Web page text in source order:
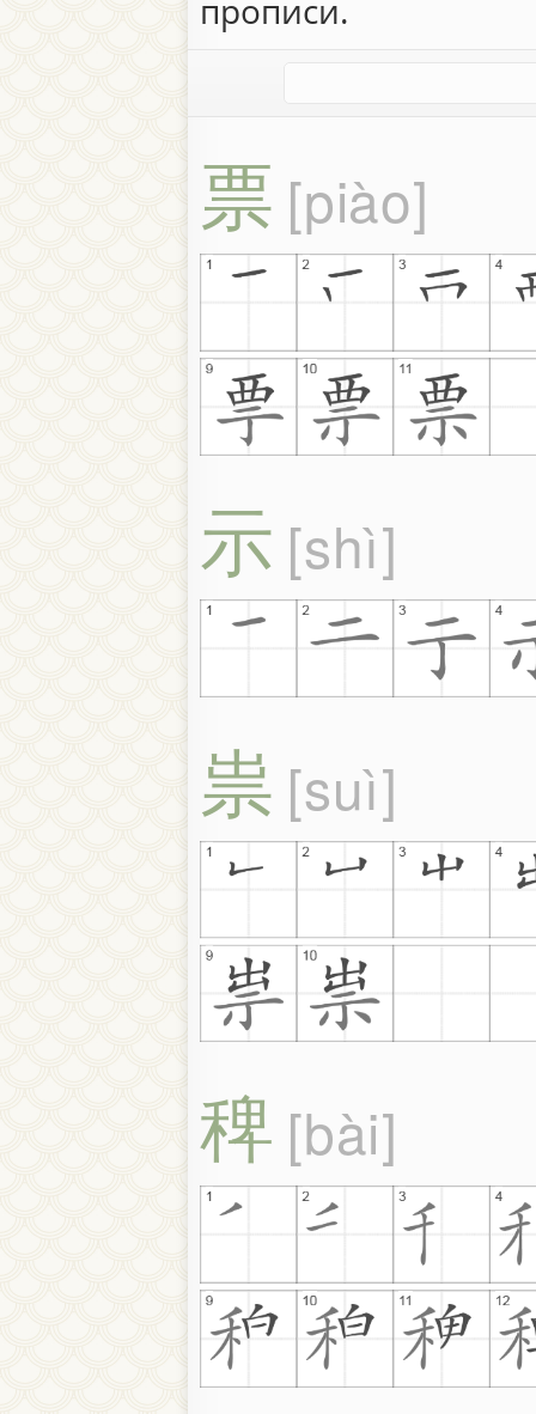
прописи.
票 piào
示 shì
祟 suì
稗 bài